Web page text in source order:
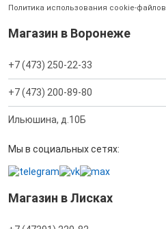
Политика использования cookie-файлов
Магазин в Воронеже
+7 (473) 250-22-33
+7 (473) 200-89-80
Ильюшина, д.10Б
Мы в социальных сетях:
Магазин в Лисках